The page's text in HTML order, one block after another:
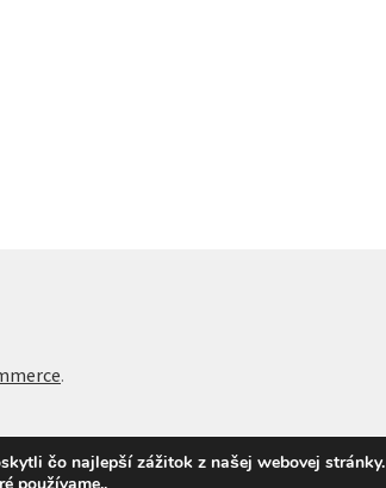
.
čo najlepší zážitok z našej webovej stránky.